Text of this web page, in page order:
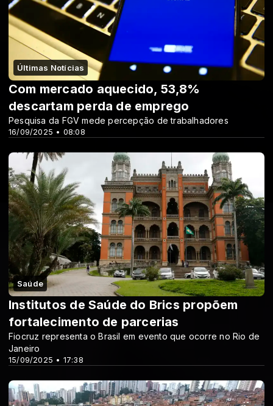
Últimas Notícias
16/09/2025 • 08:08
Com mercado aquecido, 53,8%
descartam perda de emprego
Pesquisa da FGV mede percepção de trabalhadores
Saúde
15/09/2025 • 17:38
Institutos de Saúde do Brics propõem
fortalecimento de parcerias
Fiocruz representa o Brasil em evento que ocorre no Rio de
Janeiro